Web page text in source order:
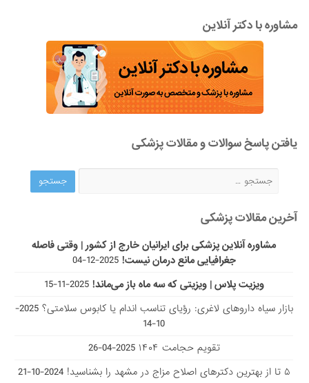
مشاوره با دکتر آنلاین
یافتن پاسخ سوالات و مقالات پزشکی
آخرین مقالات پزشکی
مشاوره آنلاین پزشکی برای ایرانیان خارج از کشور | وقتی فاصله
جغرافیایی مانع درمان نیست! 2025-12-04
ویزیت پلاس | ویزیتی که سه ماه باز می‌ماند! 2025-11-15
بازار سیاه داروهای لاغری: رؤیای تناسب اندام یا کابوس سلامتی؟
2025-
10-14
تقویم حجامت ۱۴۰۴
2025-04-26
۵ تا از بهترین دکتر‌های اصلاح مزاج در مشهد را بشناسید!
2024-10-21